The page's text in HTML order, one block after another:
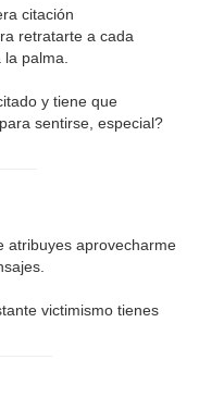
citación
retratarte a cada
la palma.
y tiene que
sentirse, especial?
atribuyes aprovecharme
victimismo tienes